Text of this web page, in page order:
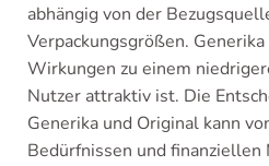
abhängig von der
Verpackungsgrößen.
Wirkungen zu einem
Nutzer attraktiv ist. Die
Generika und Original kann
Bedürfnissen und finanziellen